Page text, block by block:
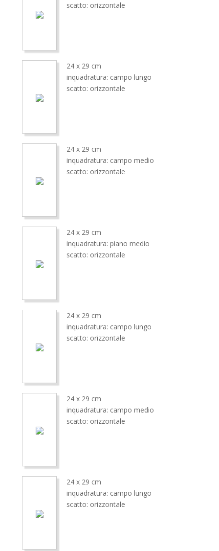
scatto: orizzontale
24 x 29 cm
inquadratura: campo lungo
scatto: orizzontale
24 x 29 cm
inquadratura: campo medio
scatto: orizzontale
24 x 29 cm
inquadratura: piano medio
scatto: orizzontale
24 x 29 cm
inquadratura: campo lungo
scatto: orizzontale
24 x 29 cm
inquadratura: campo medio
scatto: orizzontale
24 x 29 cm
inquadratura: campo lungo
scatto: orizzontale